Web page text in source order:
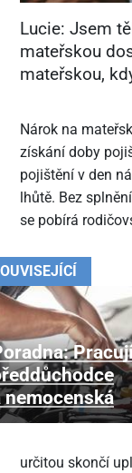
Lucie: Jsem
mateřskou
mateřskou,
Nárok na
získání doby
pojištění v den
lhůtě. Bez
se pobírá
nemocenská
určitou skončí